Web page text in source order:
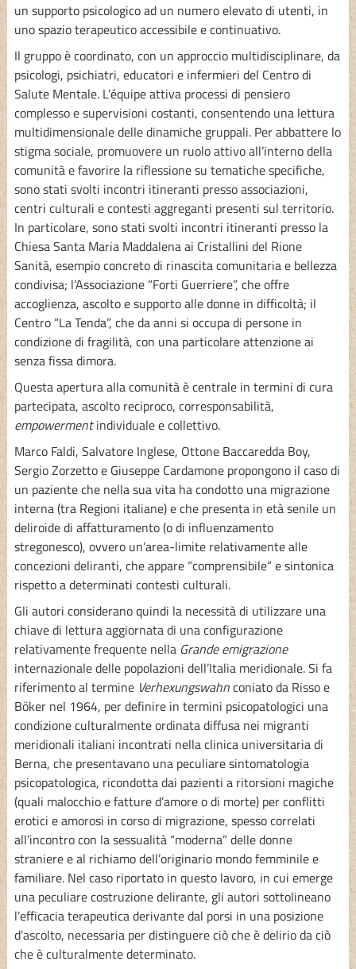
un supporto psicologico ad un numero elevato di utenti, in
uno spazio terapeutico accessibile e continuativo.
Il gruppo è coordinato, con un approccio multidisciplinare, da
psicologi, psichiatri, educatori e infermieri del Centro di
Salute Mentale. L’équipe attiva processi di pensiero
complesso e supervisioni costanti, consentendo una lettura
multidimensionale delle dinamiche gruppali. Per abbattere lo
stigma sociale, promuovere un ruolo attivo all’interno della
comunità e favorire la riflessione su tematiche specifiche,
sono stati svolti incontri itineranti presso associazioni,
centri culturali e contesti aggreganti presenti sul territorio.
In particolare, sono stati svolti incontri itineranti presso la
Chiesa Santa Maria Maddalena ai Cristallini del Rione
Sanità, esempio concreto di rinascita comunitaria e bellezza
condivisa; l’Associazione “Forti Guerriere”, che offre
accoglienza, ascolto e supporto alle donne in difficoltà; il
Centro “La Tenda”, che da anni si occupa di persone in
condizione di fragilità, con una particolare attenzione ai
senza fissa dimora.
Questa apertura alla comunità è centrale in termini di cura
partecipata, ascolto reciproco, corresponsabilità,
empowermentindividuale e collettivo.
Marco Faldi, Salvatore Inglese, Ottone Baccaredda Boy,
Sergio Zorzetto e Giuseppe Cardamone propongono il caso di
un paziente che nella sua vita ha condotto una migrazione
interna (tra Regioni italiane) e che presenta in età senile un
deliroide di affatturamento (o di influenzamento
stregonesco), ovvero un’area-limite relativamente alle
concezioni deliranti, che appare “comprensibile” e sintonica
rispetto a determinati contesti culturali.
Gli autori considerano quindi la necessità di utilizzare una
chiave di lettura aggiornata di una configurazione
relativamente frequente nella Grande emigrazione
internazionale delle popolazioni dell’Italia meridionale. Si fa
riferimento al termine Verhexungswahnconiato da Risso e
Böker nel 1964, per definire in termini psicopatologici una
condizione culturalmente ordinata diffusa nei migranti
meridionali italiani incontrati nella clinica universitaria di
Berna, che presentavano una peculiare sintomatologia
psicopatologica, ricondotta dai pazienti a ritorsioni magiche
(quali malocchio e fatture d’amore o di morte) per conflitti
erotici e amorosi in corso di migrazione, spesso correlati
all’incontro con la sessualità “moderna” delle donne
straniere e al richiamo dell’originario mondo femminile e
familiare. Nel caso riportato in questo lavoro, in cui emerge
una peculiare costruzione delirante, gli autori sottolineano
l’efficacia terapeutica derivante dal porsi in una posizione
d’ascolto, necessaria per distinguere ciò che è delirio da ciò
che è culturalmente determinato.